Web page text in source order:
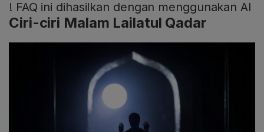
! FAQ ini dihasilkan dengan menggunakan AI
Ciri-ciri Malam Lailatul Qadar